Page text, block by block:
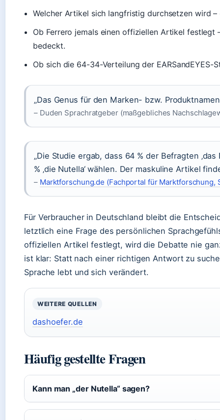
Welcher Artikel sich langfristig durchsetzen wird –
Ob Ferrero jemals einen offiziellen Artikel festlegt
bedeckt.
Ob sich die 64-34-Verteilung der
„Das Genus für den Marken- bzw.
– Duden Sprachratgeber (maßgebliches
„Die Studie ergab, dass 64 % der Befragten
% ‚die Nutella‘ wählen. Der maskuline Artikel
– Marktforschung.de (Fachportal für Marktforschung,
Für Verbraucher in Deutschland bleibt die
letztlich eine Frage des persönlichen
offiziellen Artikel festlegt, wird die Debatte nie
ist klar: Statt nach einer richtigen Antwort zu
Sprache lebt und sich verändert.
WEITERE QUELLEN
dashoefer.de
Häufig gestellte Fragen
Kann man „der Nutella“ sagen?